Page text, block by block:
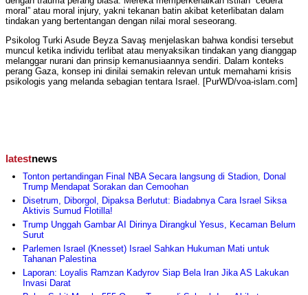
moral” atau moral injury, yakni tekanan batin akibat keterlibatan dalam
tindakan yang bertentangan dengan nilai moral seseorang.
Psikolog Turki Asude Beyza Savaş menjelaskan bahwa kondisi tersebut
muncul ketika individu terlibat atau menyaksikan tindakan yang dianggap
melanggar nurani dan prinsip kemanusiaannya sendiri. Dalam konteks
perang Gaza, konsep ini dinilai semakin relevan untuk memahami krisis
psikologis yang melanda sebagian tentara Israel. [PurWD/voa-islam.com]
latestnews
Tonton pertandingan Final NBA Secara langsung di Stadion, Donal
Trump Mendapat Sorakan dan Cemoohan
Disetrum, Diborgol, Dipaksa Berlutut: Biadabnya Cara Israel Siksa
Aktivis Sumud Flotilla!
Trump Unggah Gambar AI Dirinya Dirangkul Yesus, Kecaman Belum
Surut
Parlemen Israel (Knesset) Israel Sahkan Hukuman Mati untuk
Tahanan Palestina
Laporan: Loyalis Ramzan Kadyrov Siap Bela Iran Jika AS Lakukan
Invasi Darat